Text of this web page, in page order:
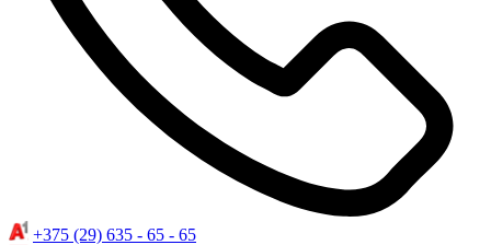
+375 (29) 635 - 65 - 65